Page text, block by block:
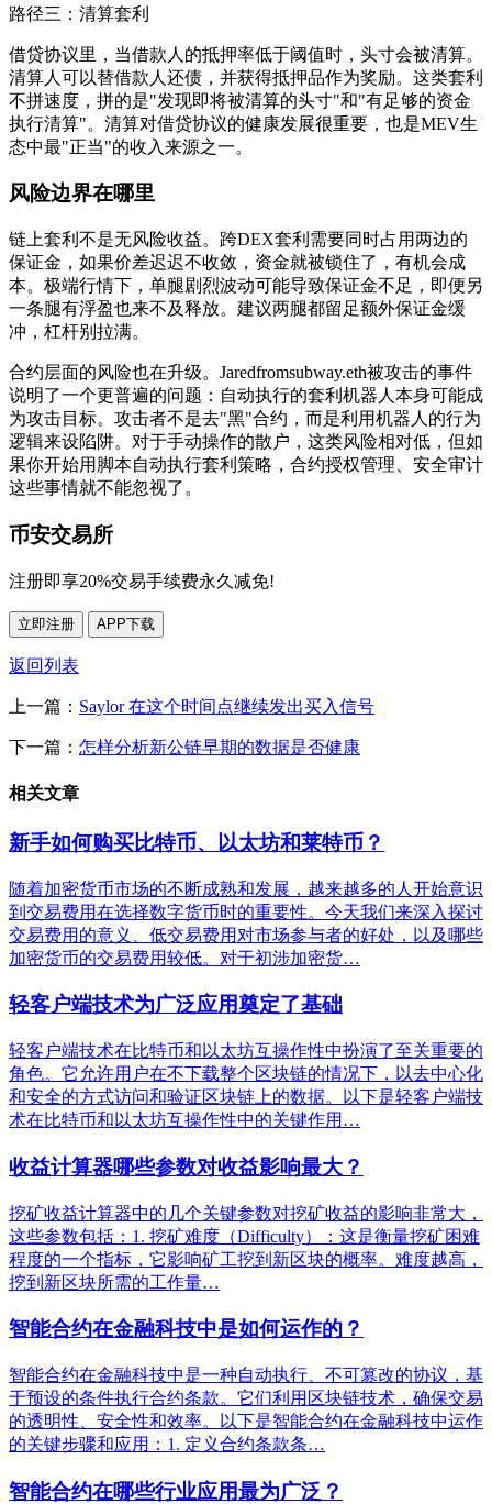
路径三：清算套利
借贷协议里，当借款人的抵押率低于阈值时，头寸会被清算。
清算人可以替借款人还债，并获得抵押品作为奖励。这类套利
不拼速度，拼的是"发现即将被清算的头寸"和"有足够的资金
执行清算"。清算对借贷协议的健康发展很重要，也是MEV生
态中最"正当"的收入来源之一。
风险边界在哪里
链上套利不是无风险收益。跨DEX套利需要同时占用两边的
保证金，如果价差迟迟不收敛，资金就被锁住了，有机会成
本。极端行情下，单腿剧烈波动可能导致保证金不足，即便另
一条腿有浮盈也来不及释放。建议两腿都留足额外保证金缓
冲，杠杆别拉满。
合约层面的风险也在升级。Jaredfromsubway.eth被攻击的事件
说明了一个更普遍的问题：自动执行的套利机器人本身可能成
为攻击目标。攻击者不是去"黑"合约，而是利用机器人的行为
逻辑来设陷阱。对于手动操作的散户，这类风险相对低，但如
果你开始用脚本自动执行套利策略，合约授权管理、安全审计
这些事情就不能忽视了。
币安交易所
注册即享20%交易手续费永久减免!
立即注册 APP下载
返回列表
上一篇： Saylor 在这个时间点继续发出买入信号
下一篇： 怎样分析新公链早期的数据是否健康
相关文章
新手如何购买比特币、以太坊和莱特币？
随着加密货币市场的不断成熟和发展，越来越多的人开始意识
到交易费用在选择数字货币时的重要性。今天我们来深入探讨
交易费用的意义、低交易费用对市场参与者的好处，以及哪些
加密货币的交易费用较低。对于初涉加密货…
轻客户端技术为广泛应用奠定了基础
轻客户端技术在比特币和以太坊互操作性中扮演了至关重要的
角色。它允许用户在不下载整个区块链的情况下，以去中心化
和安全的方式访问和验证区块链上的数据。以下是轻客户端技
术在比特币和以太坊互操作性中的关键作用…
收益计算器哪些参数对收益影响最大？
挖矿收益计算器中的几个关键参数对挖矿收益的影响非常大，
这些参数包括：1. 挖矿难度（Difficulty）：这是衡量挖矿困难
程度的一个指标，它影响矿工挖到新区块的概率。难度越高，
挖到新区块所需的工作量…
智能合约在金融科技中是如何运作的？
智能合约在金融科技中是一种自动执行、不可篡改的协议，基
于预设的条件执行合约条款。它们利用区块链技术，确保交易
的透明性、安全性和效率。以下是智能合约在金融科技中运作
的关键步骤和应用：1. 定义合约条款条…
智能合约在哪些行业应用最为广泛？